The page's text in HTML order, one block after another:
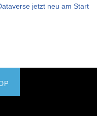
jetzt neu am Start